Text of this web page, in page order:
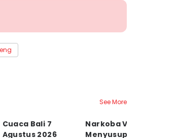
See More
Cuaca Bali 7
Agustus 2026
Narkoba Vape
Menyusup ke Bali,